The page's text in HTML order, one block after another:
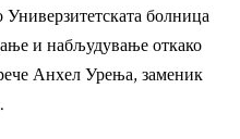
болница
и набљудување откако
Анхел Урења, заменик